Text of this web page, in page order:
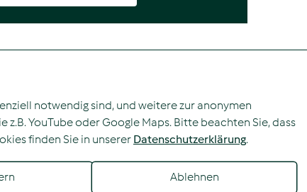
notwendig sind, und weitere zur anonymen
YouTube oder Google Maps. Bitte beachten Sie, dass
finden Sie in unserer Datenschutzerklärung.
Ablehnen